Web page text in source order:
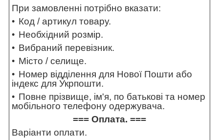
При замовленні потрібно вказати:
Код / артикул товару.
Необхідний розмір.
Вибраний перевізник.
Місто / селище.
Номер відділення для Нової Пошти або
індекс для Укрпошти.
Повне прізвище, ім'я, по батькові та номер
мобільного телефону одержувача.
=== Оплата. ===
Варіанти оплати.